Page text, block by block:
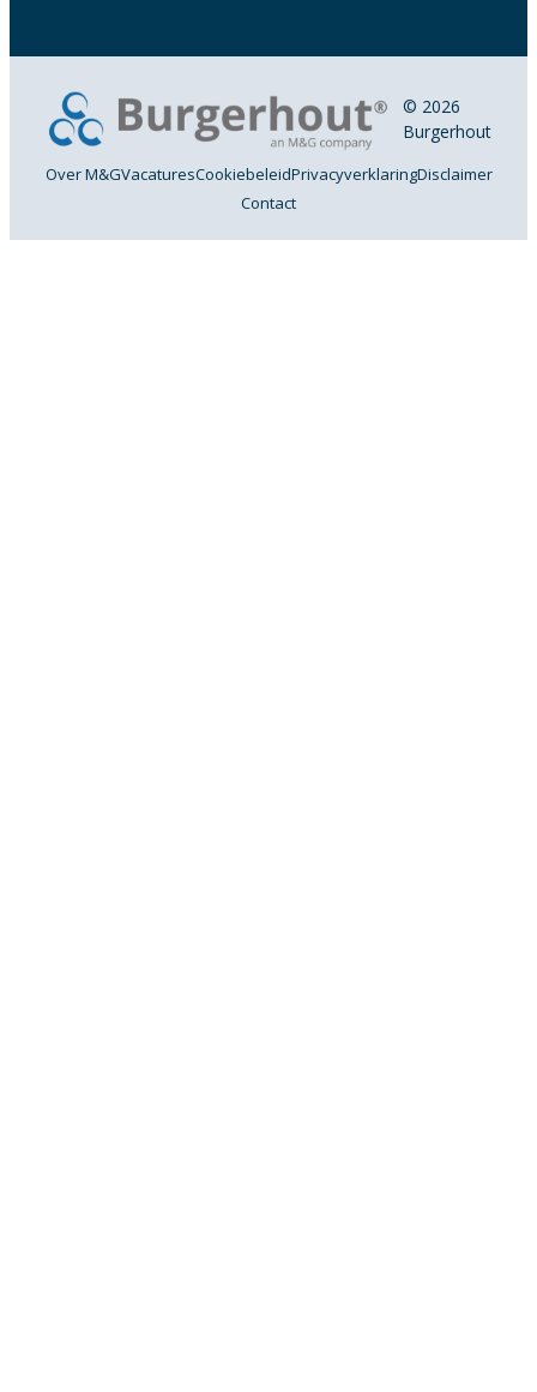
© 2026
Burgerhout
Over M&GVacaturesCookiebeleidPrivacyverklaringDisclaimer
Contact